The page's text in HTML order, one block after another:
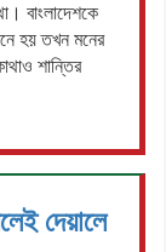
বাংলাদেশকে
হয় তখন মনের
শান্তির
দেয়ালে